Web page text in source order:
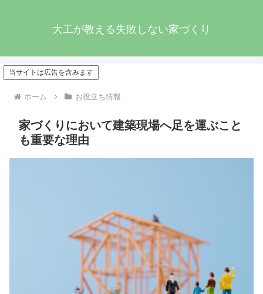
大工が教える失敗しない家づくり
当サイトは広告を含みます
ホーム お役立ち情報
家づくりにおいて建築現場へ足を運ぶこと
も重要な理由